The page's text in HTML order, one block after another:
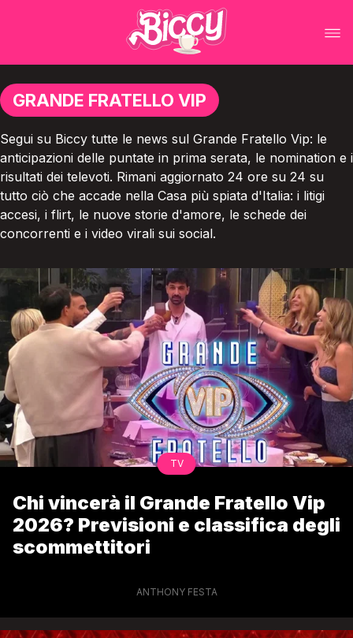
GRANDE FRATELLO VIP
Segui su Biccy tutte le news sul Grande Fratello Vip: le
anticipazioni delle puntate in prima serata, le nomination e i
risultati dei televoti. Rimani aggiornato 24 ore su 24 su
tutto ciò che accade nella Casa più spiata d'Italia: i litigi
accesi, i flirt, le nuove storie d'amore, le schede dei
concorrenti e i video virali sui social.
TV
Chi vincerà il Grande Fratello Vip
2026? Previsioni e classifica degli
scommettitori
ANTHONY FESTA